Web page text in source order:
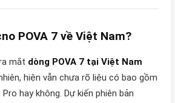
POVA 7 về Việt Nam?
mắt dòng POVA 7 tại Việt Nam
hiện vẫn chưa rõ liệu có bao gồm
hay không. Dự kiến phiên bản